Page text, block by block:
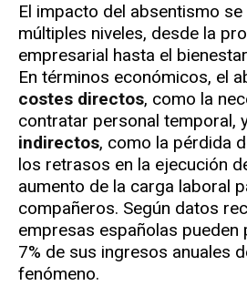
El impacto del absentismo
múltiples niveles, desde la
empresarial hasta el
En términos económicos, el
costes directos, como la
contratar personal temporal,
indirectos, como la pérdida
los retrasos en la ejecución
aumento de la carga laboral
compañeros. Según datos
empresas españolas pueden
7% de sus ingresos anuales
fenómeno.